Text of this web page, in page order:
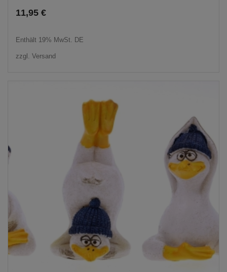
11,95 €
Enthält 19% MwSt. DE
zzgl. Versand